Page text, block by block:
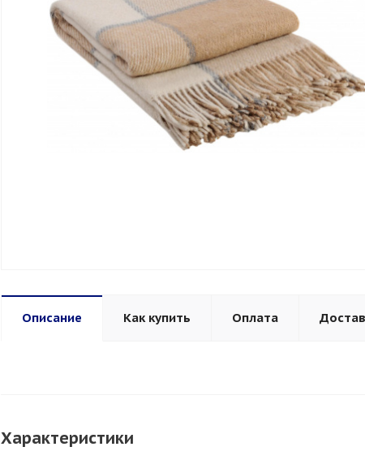
Описание Как купить Оплата
Характеристики